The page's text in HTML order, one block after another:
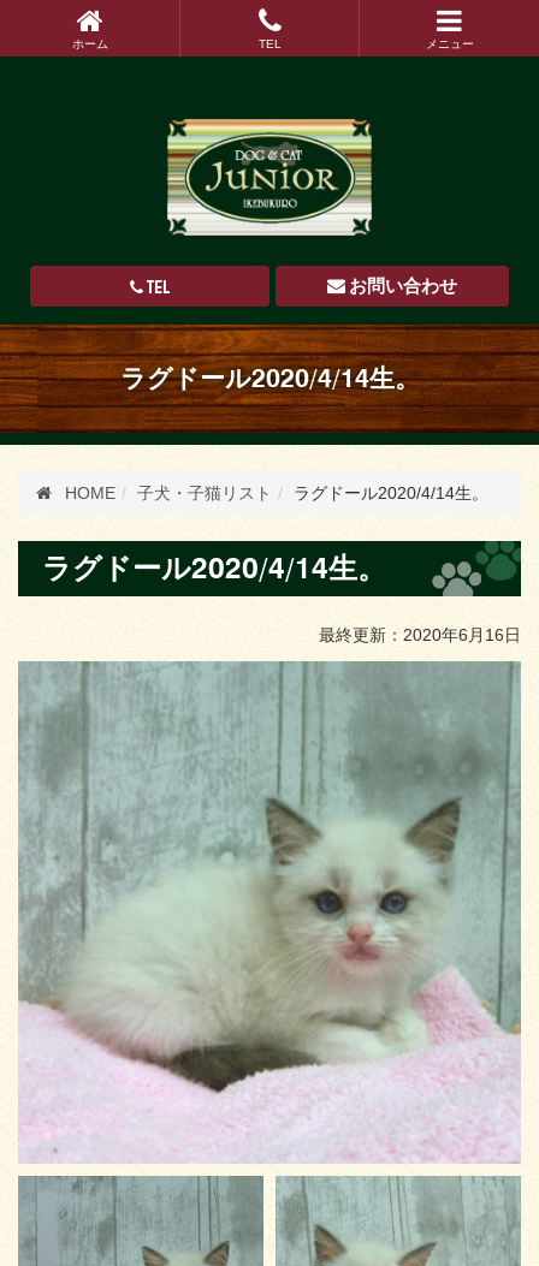
TEL お問い合わせ
ホーム TEL メニュー
ラグドール2020/4/14生。
HOME 子犬・子猫リスト ラグドール2020/4/14生。
ラグドール2020/4/14生。
最終更新：2020年6月16日